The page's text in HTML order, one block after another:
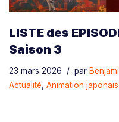
LISTE des
Saison 3
23 mars 2026 par
Actualité, Animation